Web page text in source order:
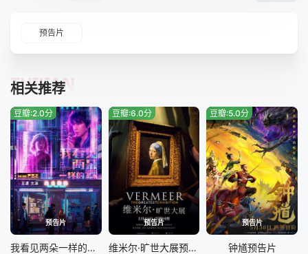
预告片
相关推荐
TUIJIAN
预告片
豆瓣:2.0分
我看见两朵一样的云预告片
预告片
豆瓣:6.0分
维米尔·旷世大展预告片
预告片
豆瓣:5.0分
钟馗预告片